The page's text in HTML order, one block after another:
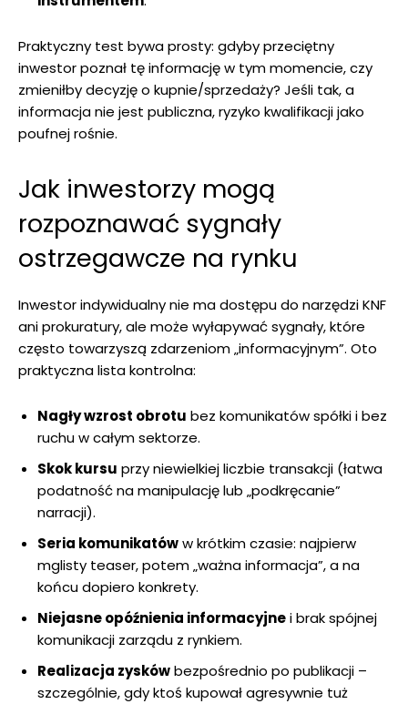
Praktyczny test bywa prosty: gdyby przeciętny
inwestor poznał tę informację w tym momencie, czy
zmieniłby decyzję o kupnie/sprzedaży? Jeśli tak, a
informacja nie jest publiczna, ryzyko kwalifikacji jako
poufnej rośnie.
Jak inwestorzy mogą
rozpoznawać sygnały
ostrzegawcze na rynku
Inwestor indywidualny nie ma dostępu do narzędzi KNF
ani prokuratury, ale może wyłapywać sygnały, które
często towarzyszą zdarzeniom „informacyjnym”. Oto
praktyczna lista kontrolna:
Nagły wzrost obrotu bez komunikatów spółki i bez
ruchu w całym sektorze.
Skok kursu przy niewielkiej liczbie transakcji (łatwa
podatność na manipulację lub „podkręcanie”
narracji).
Seria komunikatóww krótkim czasie: najpierw
mglisty teaser, potem „ważna informacja”, a na
końcu dopiero konkrety.
Niejasne opóźnienia informacyjnei brak spójnej
komunikacji zarządu z rynkiem.
Realizacja zyskówbezpośrednio po publikacji –
szczególnie, gdy ktoś kupował agresywnie tuż